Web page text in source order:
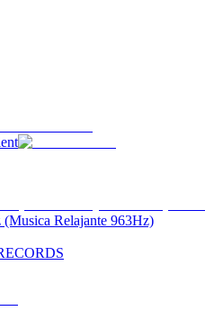
Relajante 963Hz)